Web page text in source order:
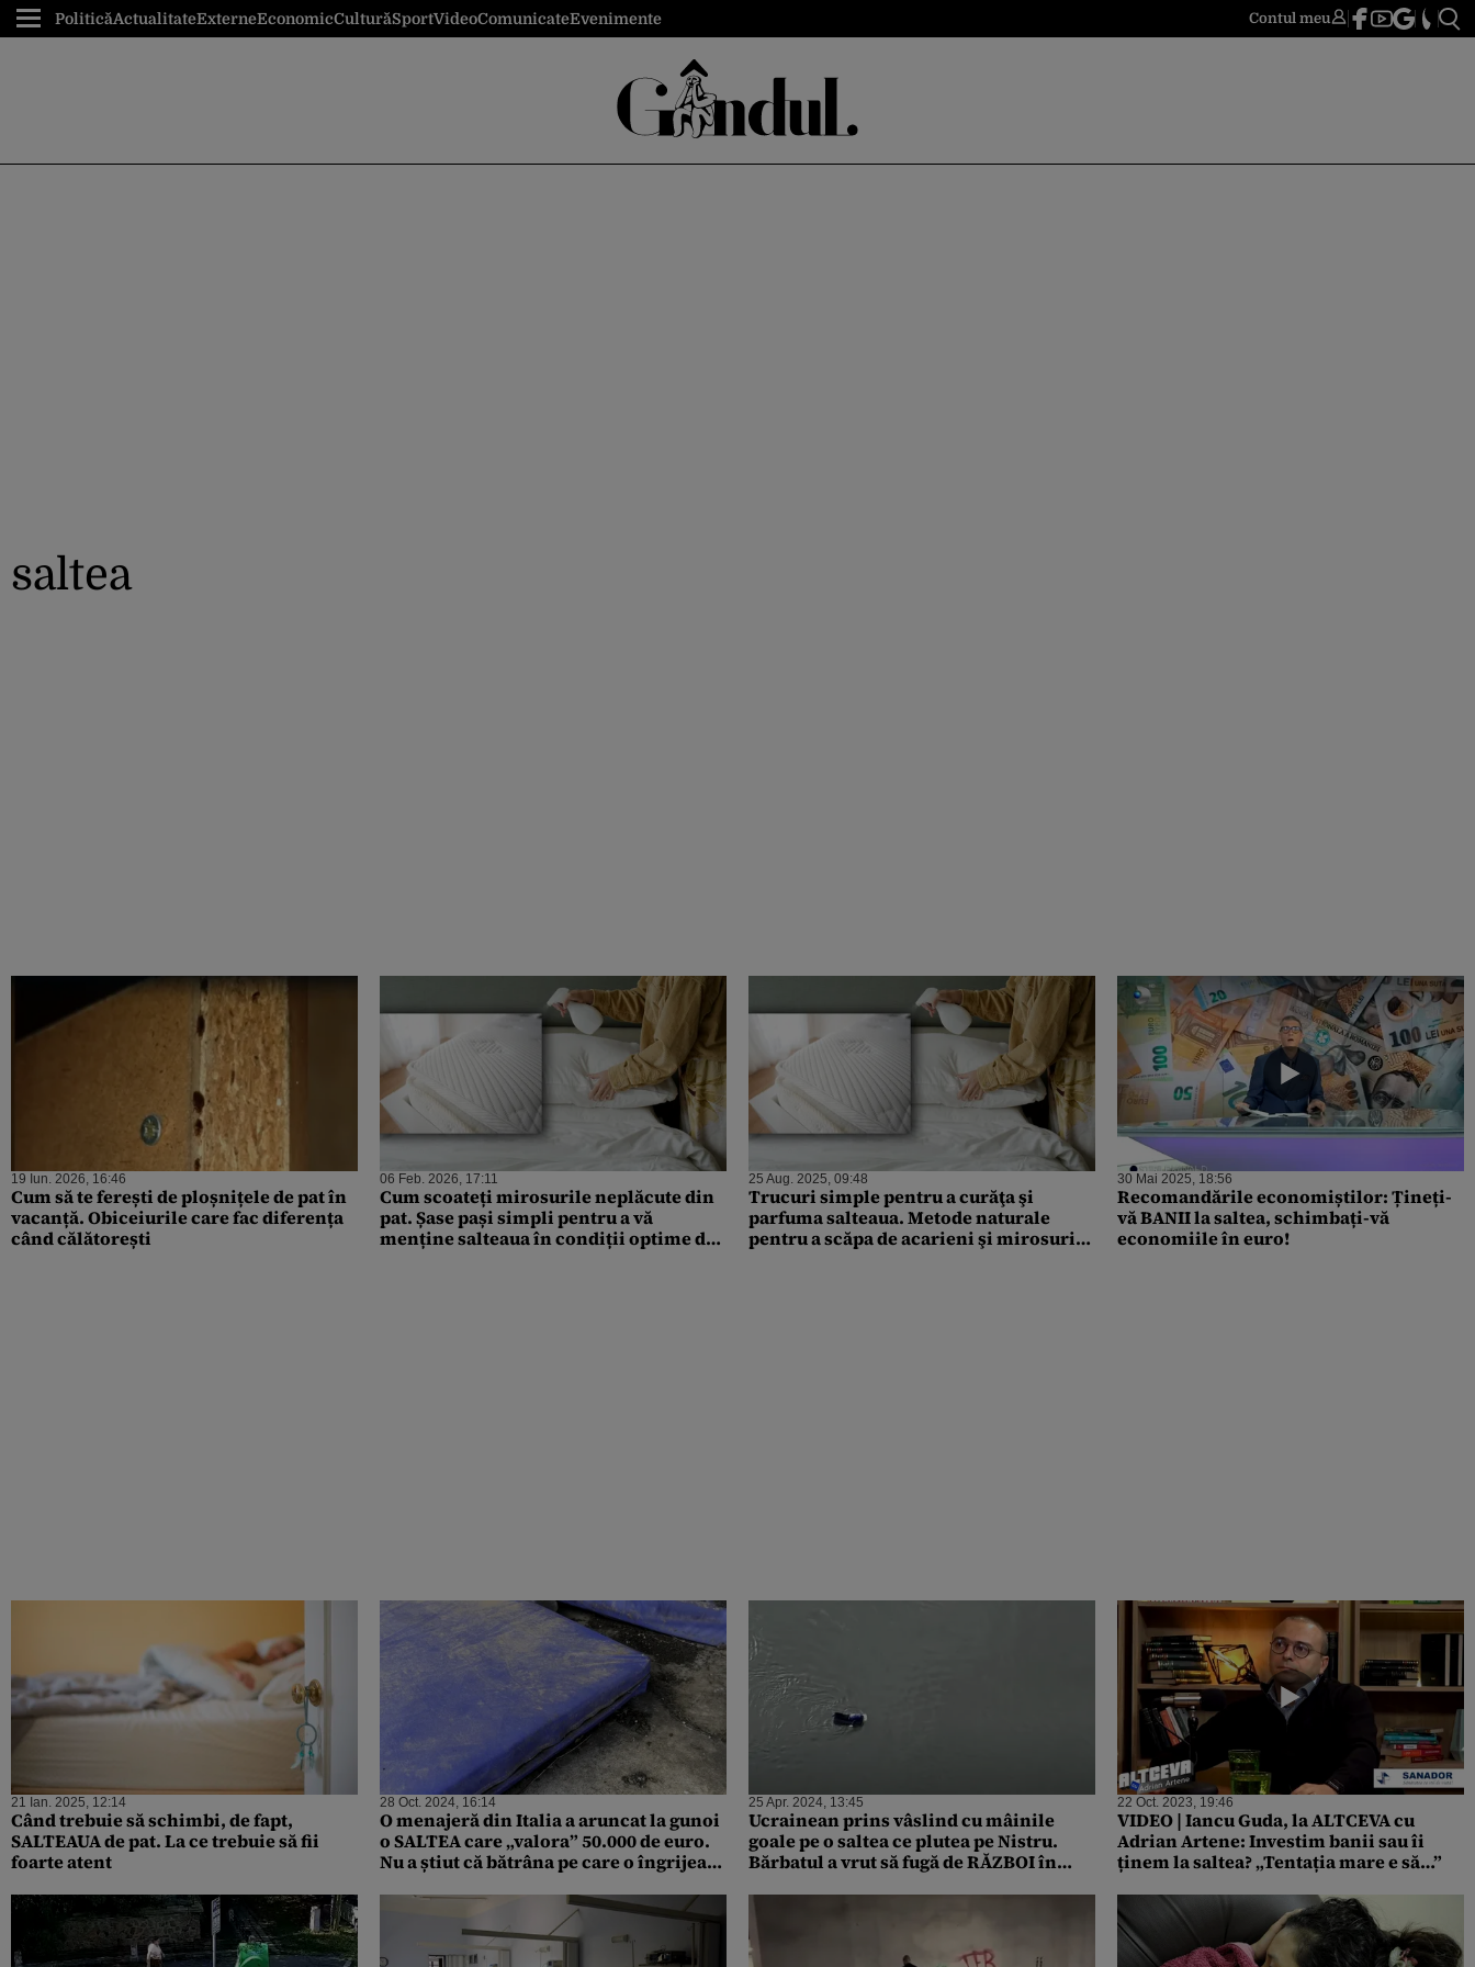
PoliticăActualitateExterneEconomicCulturăSportVideoComunicateEvenimente Contul meu
saltea
19 Iun. 2026, 16:46
Cum să te ferești de ploșnițele de pat în
vacanță. Obiceiurile care fac diferența
când călătorești
06 Feb. 2026, 17:11
Cum scoateți mirosurile neplăcute din
pat. Șase pași simpli pentru a vă
menține salteaua în condiții optime de
25 Aug. 2025, 09:48
Trucuri simple pentru a curăţa şi
parfuma salteaua. Metode naturale
pentru a scăpa de acarieni şi mirosurile
30 Mai 2025, 18:56
Recomandările economiștilor: Țineți-
vă BANII la saltea, schimbați-vă
economiile în euro!
21 Ian. 2025, 12:14
Când trebuie să schimbi, de fapt,
SALTEAUA de pat. La ce trebuie să fii
foarte atent
28 Oct. 2024, 16:14
O menajeră din Italia a aruncat la gunoi
o SALTEA care „valora” 50.000 de euro.
Nu a știut că bătrâna pe care o îngrijea
25 Apr. 2024, 13:45
Ucrainean prins vâslind cu mâinile
goale pe o saltea ce plutea pe Nistru.
Bărbatul a vrut să fugă de RĂZBOI în
22 Oct. 2023, 19:46
VIDEO | Iancu Guda, la ALTCEVA cu
Adrian Artene: Investim banii sau îi
ținem la saltea? „Tentația mare e să…”